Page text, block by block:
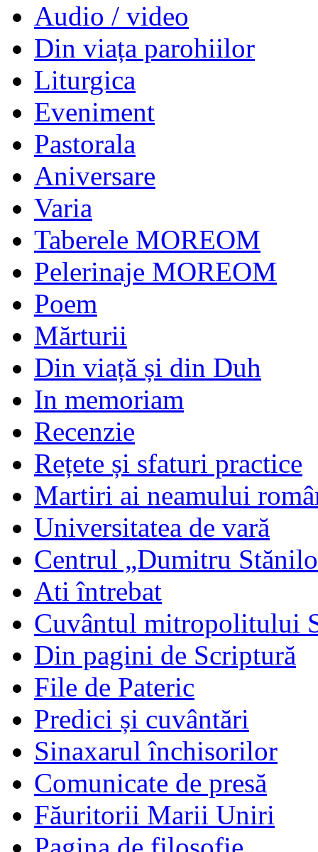
Audio / video
Din viața parohiilor
Liturgica
Eveniment
Pastorala
Aniversare
Varia
Taberele MOREOM
Pelerinaje MOREOM
Poem
Mărturii
Din viață și din Duh
In memoriam
Recenzie
Rețete și sfaturi practice
Martiri ai neamului
Universitatea de vară
Centrul „Dumitru
Ati întrebat
Cuvântul mitropolitului
Din pagini de Scriptură
File de Pateric
Predici și cuvântări
Sinaxarul închisorilor
Comunicate de presă
Făuritorii Marii Uniri